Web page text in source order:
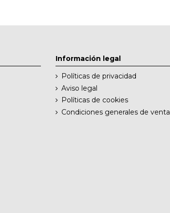
Información legal
Políticas de privacidad
Aviso legal
Políticas de cookies
Condiciones generales de venta